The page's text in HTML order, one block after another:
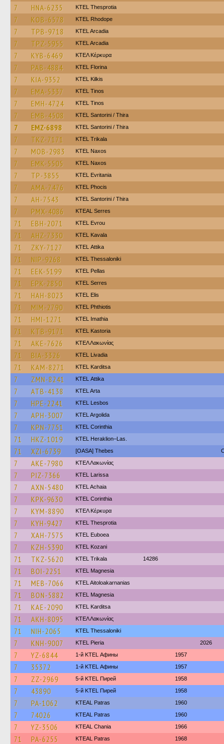
7
HNA-6235 KTEL Thesprotia
7 KOB-6578 KTEL Rhodope
7 TPB-9718 KTEL Arcadia
7 TPZ-5955 KTEL Arcadia
7 KYB-6469 ΚΤΕΛ Κέρκυρα
7 PAB-4884 KTEL Florina
7 KIA-9352 KTEL Kilkis
7 EMA-5337 KTEL Tinos
7 EMH-4724 KTEL Tinos
7 EMB-4508 KTEL Santorini / Thira
7 EMZ-6898 KTEL Santorini / Thira
7 TKZ-7171 ΚΤΕL Τrikala
7 MOB-2983 KTEL Naxos
7 EMK-5505 KTEL Naxos
7 TP-3855 ΚΤΕL Evritania
7 AMA-7476 ΚΤΕL Phocis
7 AH-7543 KTEL Santorini / Thira
7 PMX-4086 KTEAL Serres
71 EBH-2071 KTEL Evrou
71 AHZ-7330 KTEL Kavala
71 ZKY-7127 KΤΕL Αttika
71 NIP-9268 KTEL Thessaloniki
71 EEK-5199 KTEL Pellas
71 EPK-2850 KTEL Serres
71 HAH-8023 KTEL Elis
71 MIM-2790 ΚΤΕL Phthiotis
71 HMI-1271 KTEL Imathia
71 KTB-9171 KTEL Kastoria
71 AKE-7626 ΚΤΕΛ Λακωνίας
71 BIA-3326 KTEL Livadia
71 KAM-8271 ΚΤΕL Karditsa
7 ZMN-8241 KΤΕL Αttika
7 ATB-4138 KTEL Arta
7 HPE-2241 KTEL Lesbos
7 APH-3007 KTEL Argolida
7 KPN-7751 KTEL Corinthia
71 HKZ-1019 KTEL Heraklion–Las.
71 XZI-6739 [OASA] Thebes
7 AKE-7980 ΚΤΕΛ Λακωνίας
7 PIZ-7366 KTEL Larissa
7 AXN-5480 KTEL Achaia
7 KPK-9630 KTEL Corinthia
7 KYM-8890 ΚΤΕΛ Κέρκυρα
7 KYH-9427 KTEL Thesprotia
7 XAH-7575 ΚΤΕL Euboea
7 KZH-5390 ΚΤΕL Kozani
71 TKZ-5620 ΚΤΕL Τrikala 14286
71 BOI-2251 ΚΤΕL Magnesia
71 MEB-7066 KTEL Aitoloakarnanias
71 BON-5882 ΚΤΕL Magnesia
71 KAE-2090 ΚΤΕL Karditsa
71 AKH-8095 ΚΤΕΛ Λακωνίας
71 NIH-2065 KTEL Thessaloniki
7 KNH-9007 KTEL Pieria 2026
7 YZ-6844 1-й KTEL Афины 1957
7 35372 1-й KTEL Афины 1957
7 ZZ-2969 5-й KTEL Пирей 1958
7 43890 5-й KTEL Пирей 1958
7 PA-1062 KTEAL Patras 1960
7 74026 KTEAL Patras 1960
7 YZ-3506 KTEAL Chania 1966
71 PA-6255 KTEAL Patras 1968